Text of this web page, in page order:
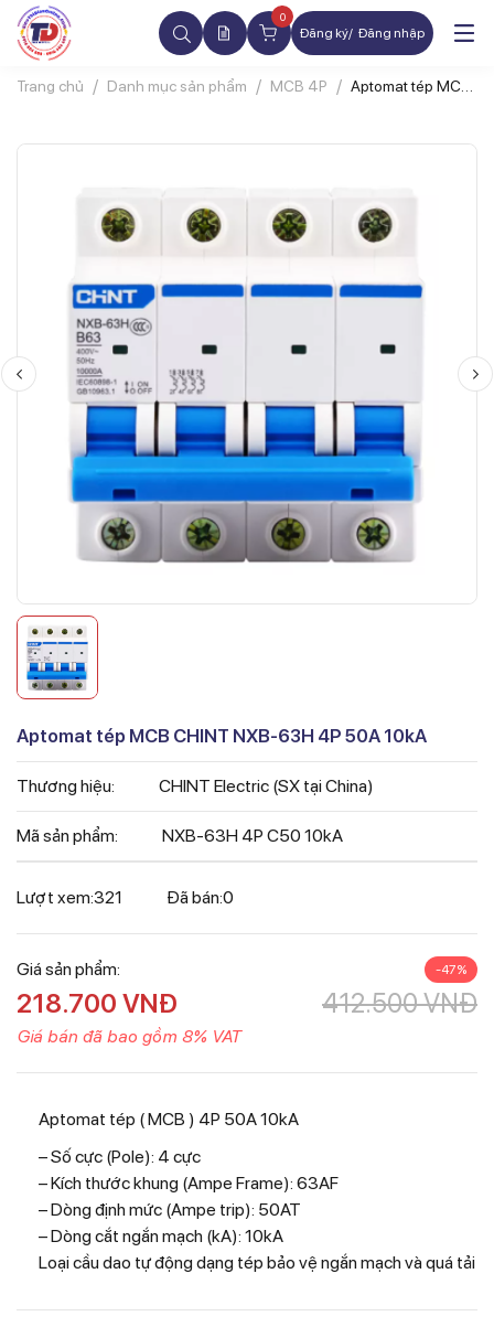
0
Đăng ký Đăng nhập
Trang chủ Danh mục sản phẩm MCB 4P
Aptomat tép MCB
Aptomat tép MCB CHINT NXB-63H 4P 50A 10kA
Thương hiệu: CHINT Electric (SX tại China)
Mã sản phẩm: NXB-63H 4P C50 10kA
Lượt xem:321 Đã bán:0
Giá sản phẩm: -47%
412.500VNĐ
218.700 VNĐ
Giá bán đã bao gồm 8% VAT
Aptomat tép ( MCB ) 4P 50A 10kA
– Số cực (Pole): 4 cực
– Kích thước khung (Ampe Frame): 63AF
– Dòng định mức (Ampe trip): 50AT
– Dòng cắt ngắn mạch (kA): 10kA
Loại cầu dao tự động dạng tép bảo vệ ngắn mạch và quá tải